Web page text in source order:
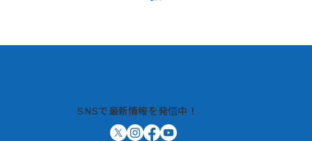
SNSで最新情報を発信中！